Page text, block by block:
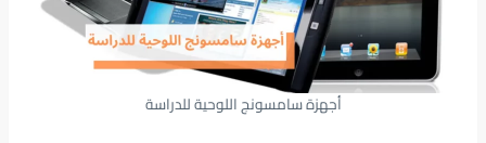
أجهزة سامسونج اللوحية للدراسة